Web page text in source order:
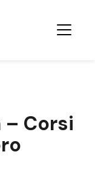
Corsi